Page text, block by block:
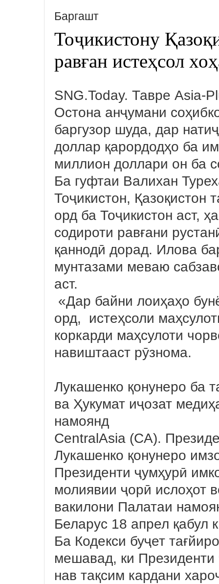
Баргашт
Тоҷикистону
равған истеҳсол
SNG.Today. Тавре Asia-
Остона анҷумани
баргузор шуда, дар
доллар қарордодҳо ба
миллион доллари он ба
Ба гуфтаи Валихан
Тоҷикистон, Қазоқистон
орд ба Тоҷикистон аст,
содироти равғани
қаннодӣ дорад. Илова
мунтазами меваю
аст.
«Дар байни лоиҳаҳо
орд, истеҳсоли
коркарди маҳсулоти
навиштааст рӯзнома.
Лукашенко қонунеро ба
ва Ҳукумат иҷозат
намоянд
CentralAsia (CA).
Лукашенко қонунеро
Президенти ҷумҳурӣ
молиявии ҷорӣ ислоҳот
вакилони Палатаи
Беларус 18 апрел қабул
Ба Кодекси буҷет
мешавад, ки
нав тақсим кардани